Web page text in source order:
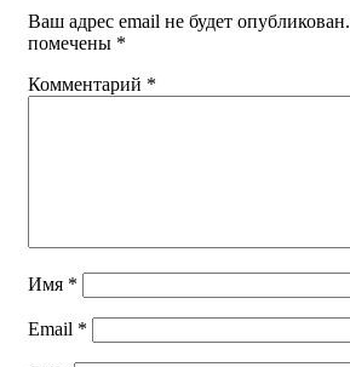
Ваш адрес email не будет опубликован.
помечены *
Комментарий *
Имя *
Email *